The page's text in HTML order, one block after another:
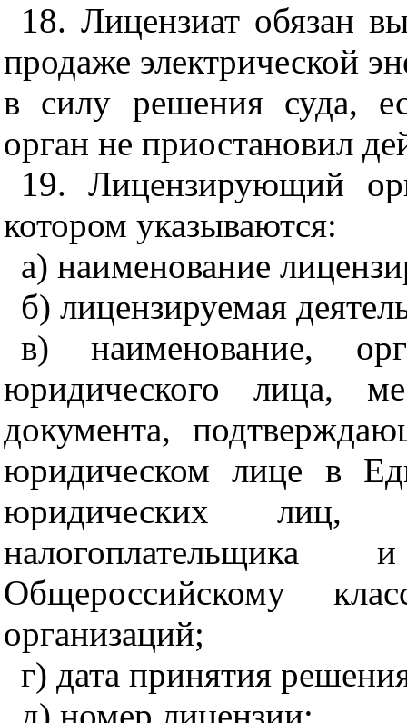
18. Лицензиат обязан
продаже электрической
в силу решения суда,
орган не приостановил
19. Лицензирующий
котором указываются:
а) наименование
б) лицензируемая
в) наименование,
юридического лица,
документа,
юридическом лице в
юридических лиц,
Общероссийскому
организаций;
г) дата принятия